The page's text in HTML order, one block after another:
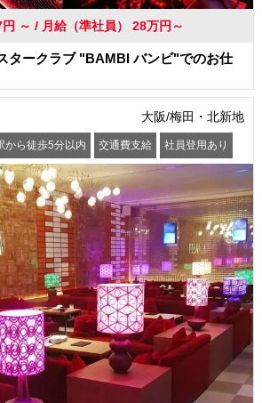
時給 1,177円 ～ / 月給（準社員） 28万円～
タークラブ "BAMBI バンビ"でのお仕
大阪/梅田・北新地
から徒歩5分以内 交通費支給 社員登用あり